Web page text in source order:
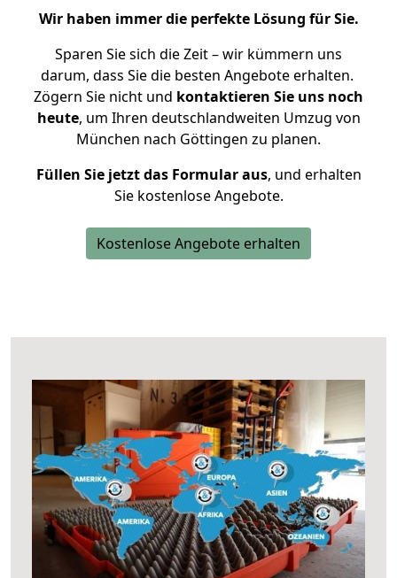
Wir haben immer die perfekte Lösung für Sie.
Sparen Sie sich die Zeit – wir kümmern uns
darum, dass Sie die besten Angebote erhalten.
Zögern Sie nicht und kontaktieren Sie uns noch
heute, um Ihren deutschlandweiten Umzug von
München nach Göttingen zu planen.
Füllen Sie jetzt das Formular aus, und erhalten
Sie kostenlose Angebote.
Kostenlose Angebote erhalten